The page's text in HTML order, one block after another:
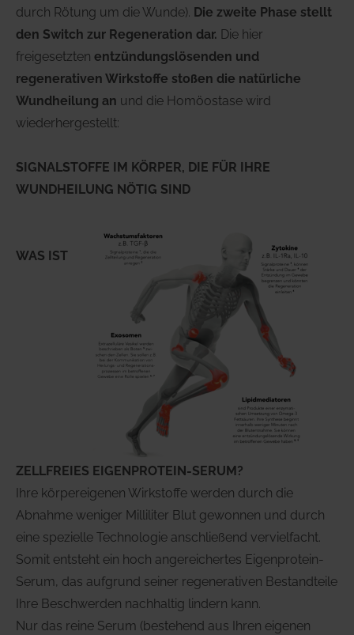
durch Rötung um die Wunde). Die zweite Phase stellt
den Switch zur Regeneration dar. Die hier
freigesetzten entzündungslösenden und
regenerativen Wirkstoffe stoßen die natürliche
Wundheilung an und die Homöostase wird
wiederhergestellt:
SIGNALSTOFFE IM KÖRPER, DIE FÜR IHRE
WUNDHEILUNG NÖTIG SIND
WAS IST
ZELLFREIES EIGENPROTEIN-SERUM?
Ihre körpereigenen Wirkstoffe werden durch die
Abnahme weniger Milliliter Blut gewonnen und durch
eine spezielle Technologie anschließend vervielfacht.
Somit entsteht ein hoch angereichertes Eigenprotein-
Serum, das aufgrund seiner regenerativen Bestandteile
Ihre Beschwerden nachhaltig lindern kann.
Nur das reine Serum (bestehend aus Ihren eigenen